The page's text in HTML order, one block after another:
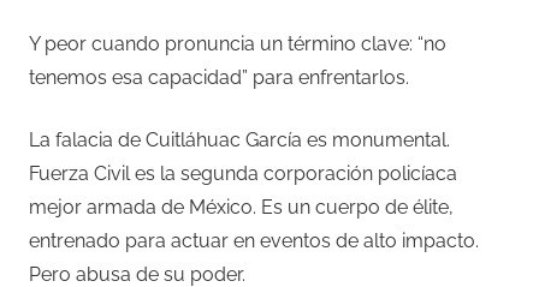
Y peor cuando pronuncia un término clave: “no
tenemos esa capacidad” para enfrentarlos.
La falacia de Cuitláhuac García es monumental.
Fuerza Civil es la segunda corporación policíaca
mejor armada de México. Es un cuerpo de élite,
entrenado para actuar en eventos de alto impacto.
Pero abusa de su poder.